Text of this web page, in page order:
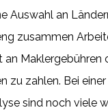
Auswahl an
zusammen
an Maklergebühren
zu zahlen. Bei einer
sind noch viele